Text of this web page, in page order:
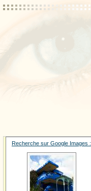
Recherche sur Google Images :